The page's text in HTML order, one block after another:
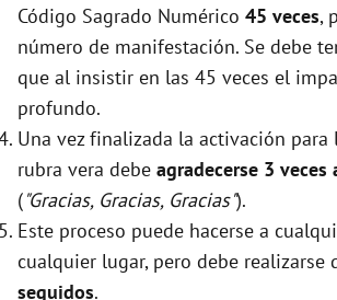
Código Sagrado Numérico 45 veces,
número de manifestación. Se debe
que al insistir en las 45 veces el
profundo.
Una vez finalizada la activación
rubra vera debe agradecerse 3
("Gracias, Gracias, Gracias").
Este proceso puede hacerse a
cualquier lugar, pero debe realizarse
seguidos.